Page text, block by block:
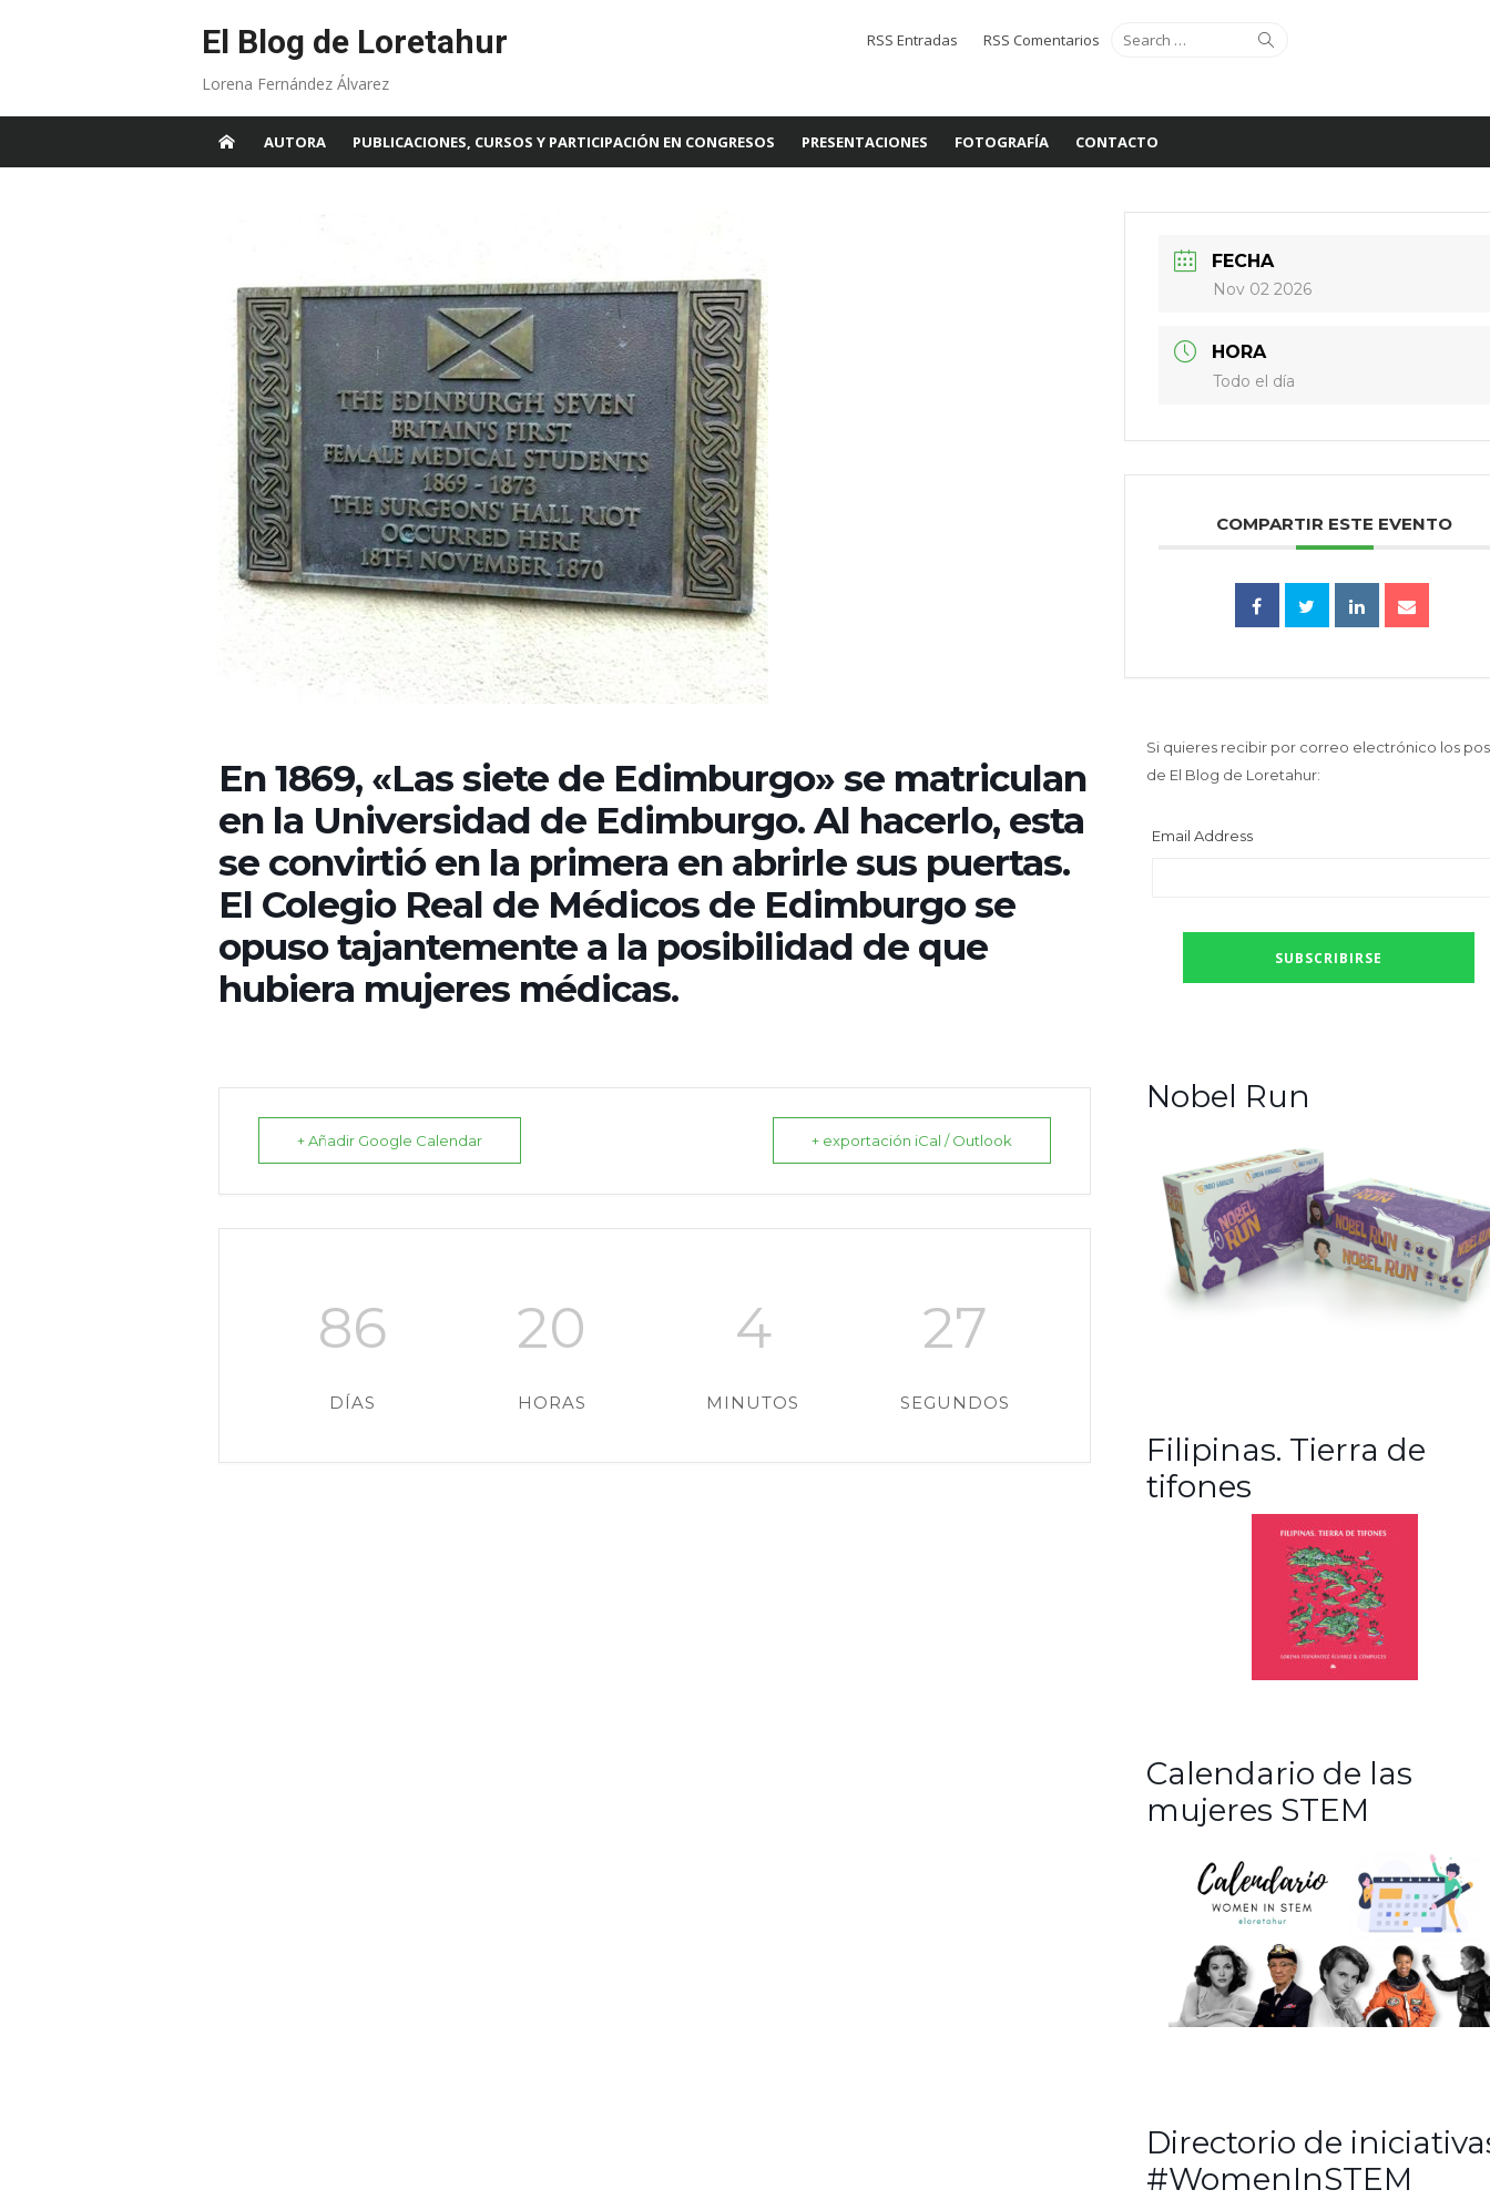
El Blog de Loretahur
Lorena Fernández Álvarez
Search
for:
RSS Entradas RSS Comentarios
AUTORA PUBLICACIONES, CURSOS Y PARTICIPACIÓN EN CONGRESOS PRESENTACIONES FOTOGRAFÍA CONTACTO
En 1869, «Las siete de Edimburgo» se matriculan
en la Universidad de Edimburgo. Al hacerlo, esta
se convirtió en la primera en abrirle sus puertas.
El Colegio Real de Médicos de Edimburgo se
opuso tajantemente a la posibilidad de que
hubiera mujeres médicas.
+ Añadir Google Calendar + exportación iCal / Outlook
86
DÍAS
20
HORAS
4
MINUTOS
26
SEGUNDOS
FECHA
Nov 02 2026
HORA
Todo el día
COMPARTIR ESTE EVENTO
Si quieres recibir por correo electrónico los
de El Blog de Loretahur:
Email Address
Nobel Run
Filipinas. Tierra de
tifones
Calendario de las
mujeres STEM
Directorio de
#WomenInSTEM